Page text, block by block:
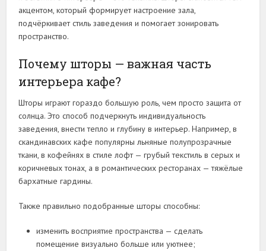
акцентом, который формирует настроение зала,
подчёркивает стиль заведения и помогает зонировать
пространство.
Почему шторы — важная часть
интерьера кафе?
Шторы играют гораздо большую роль, чем просто защита от
солнца. Это способ подчеркнуть индивидуальность
заведения, внести тепло и глубину в интерьер. Например, в
скандинавских кафе популярны льняные полупрозрачные
ткани, в кофейнях в стиле лофт — грубый текстиль в серых и
коричневых тонах, а в романтических ресторанах — тяжёлые
бархатные гардины.
Также правильно подобранные шторы способны:
изменить восприятие пространства — сделать
помещение визуально больше или уютнее;